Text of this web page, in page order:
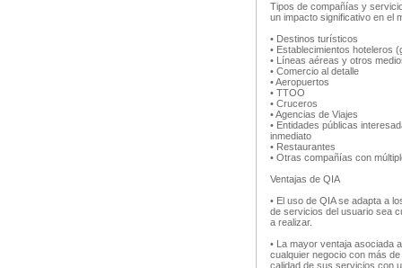
Tipos de compañías y
un impacto significativo en el
• Destinos turísticos
• Establecimientos hoteleros
• Líneas aéreas y otros
• Comercio al detalle
• Aeropuertos
• TTOO
• Cruceros
• Agencias de Viajes
• Entidades públicas
inmediato
• Restaurantes
• Otras compañías con
Ventajas de QIA
• El uso de QIA se adapta a
de servicios del usuario sea
a realizar.
• La mayor ventaja asociada
cualquier negocio con más
calidad de sus servicios con